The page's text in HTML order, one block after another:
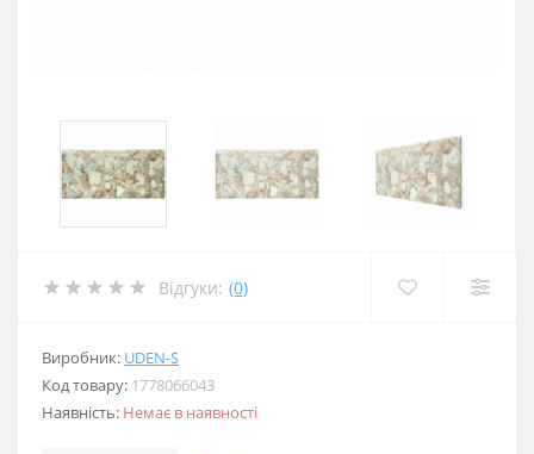
Відгуки: (0)
Виробник: UDEN-S
Код товару: 1778066043
Наявність: Немає в наявності